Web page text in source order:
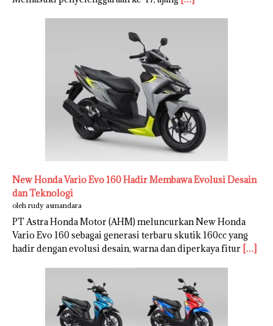
New Honda Vario Evo 160 Hadir Membawa Evolusi Desain
dan Teknologi
oleh rudy asmandara
PT Astra Honda Motor (AHM) meluncurkan New Honda
Vario Evo 160 sebagai generasi terbaru skutik 160cc yang
hadir dengan evolusi desain, warna dan diperkaya fitur […]